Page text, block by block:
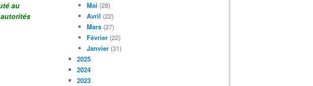
au
Mai (28)
Avril (22)
Mars (27)
Février (22)
Janvier (31)
2025
2024
2023